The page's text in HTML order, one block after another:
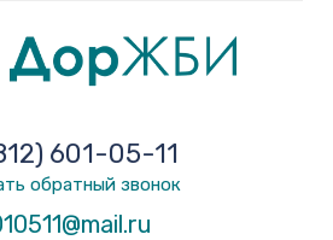
601-05-11
обратный звонок